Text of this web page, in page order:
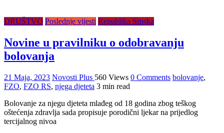
DRUŠTVO Poslednje vijesti Republika Srpska
Novine u pravilniku o odobravanju
bolovanja
21 Maja, 2023 Novosti Plus 560 Views 0 Comments bolovanje,
FZO, FZO RS, njega djeteta 3 min read
Bolovanje za njegu djeteta mlađeg od 18 godina zbog teškog
oštećenja zdravlja sada propisuje porodični ljekar na prijedlog
tercijalnog nivoa